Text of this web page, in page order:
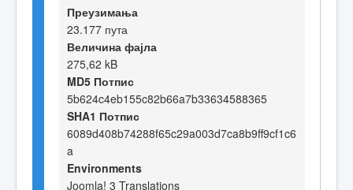
Преузимања
23.177 пута
Величина фајла
275,62 kB
MD5 Потпис
5b624c4eb155c82b66a7b33634588365
SHA1 Потпис
6089d408b74288f65c29a003d7ca8b9ff9cf1c6
a
Environments
Joomla! 3 Translations